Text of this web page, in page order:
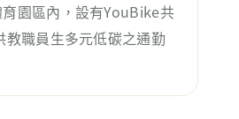
園區內，設有YouBike共
教職員生多元低碳之通勤